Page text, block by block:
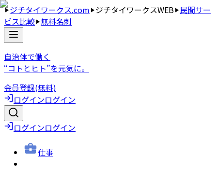
ジチタイワークス.com ジチタイワークスWEB 民間サー
ビス比較 無料名刺
自治体で働く
“コトとヒト”を元気に。
会員登録(無料)
ログインログイン
ログインログイン
仕事